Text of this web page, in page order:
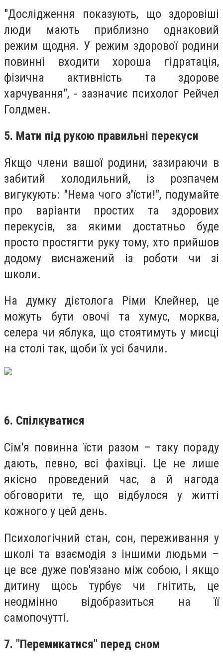
"Дослідження показують, що здоровіші
люди мають приблизно однаковий
режим щодня. У режим здорової родини
повинні входити хороша гідратація,
фізична активність та здорове
харчування", - зазначиє психолог Рейчел
Голдмен.
5. Мати під рукою правильні перекуси
Якщо члени вашої родини, зазираючи в
забитий холодильний, із розпачем
вигукують: "Нема чого з'їсти!", подумайте
про варіанти простих та здорових
перекусів, за якими достатньо буде
просто простягти руку тому, хто прийшов
додому виснажений із роботи чи зі
школи.
На думку дієтолога Ріми Клейнер, це
можуть бути овочі та хумус, морква,
селера чи яблука, що стоятимуть у мисці
на столі так, щоби їх усі бачили.
6. Спілкуватися
Сім'я повинна їсти разом – таку пораду
дають, певно, всі фахівці. Це не лише
якісно проведений час, а й нагода
обговорити те, що відбулося у житті
кожного у цей день.
Психологічний стан, сон, переживання у
школі та взаємодія з іншими людьми –
це все дуже пов'язано між собою, і якщо
дитину щось турбує чи гнітить, це
неодмінно відобразиться на її
самопочутті.
7. "Перемикатися" перед сном